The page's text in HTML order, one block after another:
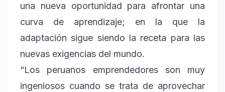
una nueva oportunidad para afrontar una
curva de aprendizaje; en la que la
adaptación sigue siendo la receta para las
nuevas exigencias del mundo.
“Los peruanos emprendedores son muy
ingeniosos cuando se trata de aprovechar